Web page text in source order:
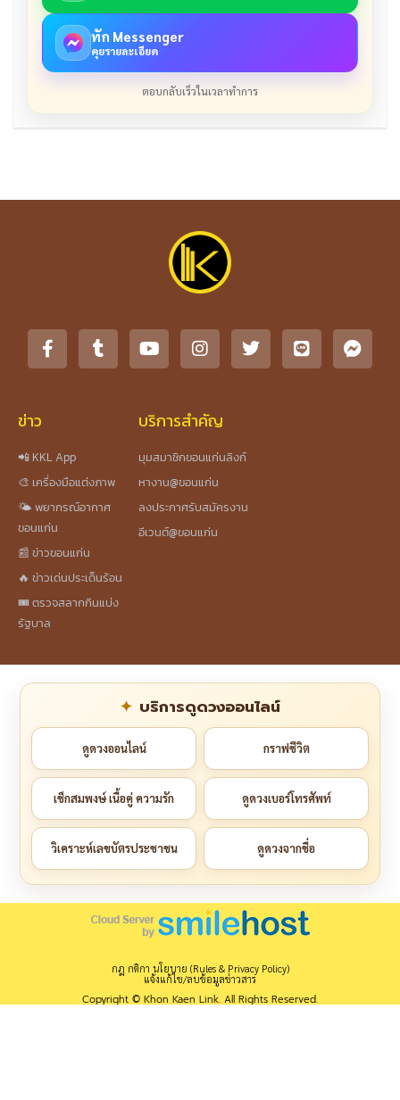
ทัก Messenger
คุยรายละเอียด
ตอบกลับเร็วในเวลาทำการ
ข่าว
📲 KKL App
🎨 เครื่องมือแต่งภาพ
🌤️ พยากรณ์อากาศ
ขอนแก่น
📰 ข่าวขอนแก่น
🔥 ข่าวเด่นประเด็นร้อน
🎟️ ตรวจสลากกินแบ่ง
รัฐบาล
บริการสำคัญ
มุมสมาชิกขอนแก่นลิงก์
หางาน@ขอนแก่น
ลงประกาศรับสมัครงาน
อีเวนต์@ขอนแก่น
บริการดูดวงออนไลน์
ดูดวงออนไลน์ กราฟชีวิต
เช็กสมพงษ์ เนื้อคู่ ความรัก ดูดวงเบอร์โทรศัพท์
วิเคราะห์เลขบัตรประชาชน ดูดวงจากชื่อ
กฎ กติกา นโยบาย (Rules & Privacy Policy)
แจ้งแก้ไข/ลบข้อมูลข่าวสาร
Copyright © Khon Kaen Link. All Rights Reserved.